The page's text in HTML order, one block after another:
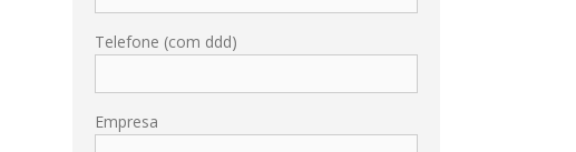
Telefone (com ddd)
Empresa